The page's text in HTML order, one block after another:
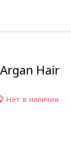
Hair
Нет в наличии